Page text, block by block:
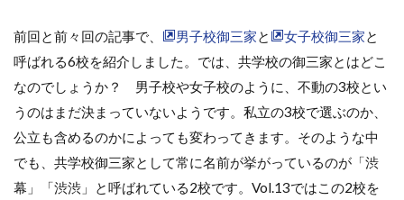
前回と前々回の記事で、 男子校御三家 と 女子校御三家 と
呼ばれる6校を紹介しました。では、共学校の御三家とはどこ
なのでしょうか？ 男子校や女子校のように、不動の3校とい
うのはまだ決まっていないようです。私立の3校で選ぶのか、
公立も含めるのかによっても変わってきます。そのような中
でも、共学校御三家として常に名前が挙がっているのが「渋
幕」「渋渋」と呼ばれている2校です。Vol.13ではこの2校を